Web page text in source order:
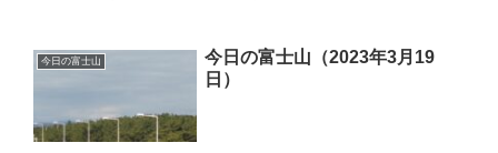
今日の富士山
今日の富士山（2023年3月19
日）